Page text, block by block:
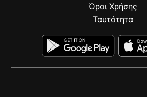
Όροι Χρήσης
Ταυτότητα